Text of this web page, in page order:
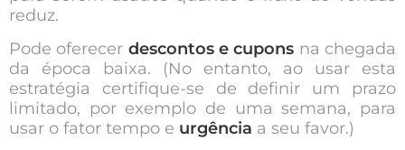
reduz.
Pode oferecer descontos e cupons na chegada
da época baixa. (No entanto, ao usar esta
estratégia certifique-se de definir um prazo
limitado, por exemplo de uma semana, para
usar o fator tempo e urgência a seu favor.)